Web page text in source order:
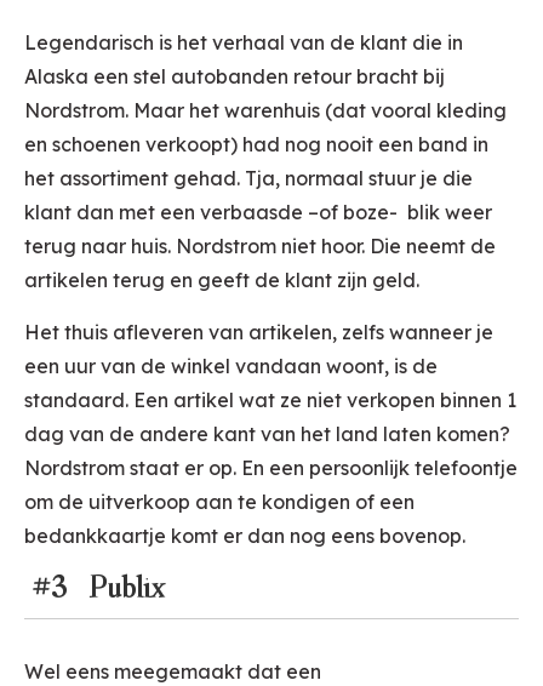
Legendarisch is het verhaal van de klant die in
Alaska een stel autobanden retour bracht bij
Nordstrom. Maar het warenhuis (dat vooral kleding
en schoenen verkoopt) had nog nooit een band in
het assortiment gehad. Tja, normaal stuur je die
klant dan met een verbaasde –of boze- blik weer
terug naar huis. Nordstrom niet hoor. Die neemt de
artikelen terug en geeft de klant zijn geld.
Het thuis afleveren van artikelen, zelfs wanneer je
een uur van de winkel vandaan woont, is de
standaard. Een artikel wat ze niet verkopen binnen 1
dag van de andere kant van het land laten komen?
Nordstrom staat er op. En een persoonlijk telefoontje
om de uitverkoop aan te kondigen of een
bedankkaartje komt er dan nog eens bovenop.
#3 Publix
Wel eens meegemaakt dat een